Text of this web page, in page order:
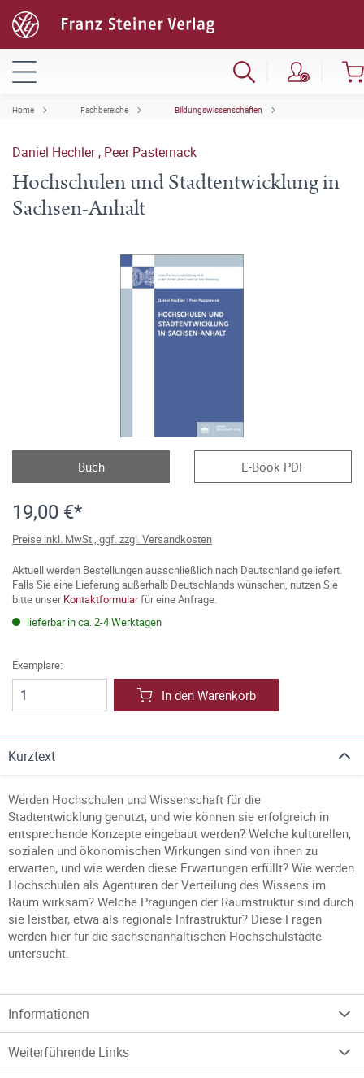
Home Fachbereiche Bildungswissenschaften
Daniel Hechler, Peer Pasternack
Hochschulen und Stadtentwicklung in
Sachsen-Anhalt
Buch E-Book PDF
19,00 €*
Preise inkl. MwSt., ggf. zzgl. Versandkosten
Aktuell werden Bestellungen ausschließlich nach Deutschland geliefert.
Falls Sie eine Lieferung außerhalb Deutschlands wünschen, nutzen Sie
bitte unserKontaktformularfür eine Anfrage.
lieferbar in ca. 2-4 Werktagen
Exemplare:
In den Warenkorb
Kurztext
Werden Hochschulen und Wissenschaft für die
Stadtentwicklung genutzt, und wie können sie erfolgreich in
entsprechende Konzepte eingebaut werden? Welche kulturellen,
sozialen und ökonomischen Wirkungen sind von ihnen zu
erwarten, und wie werden diese Erwartungen erfüllt? Wie werden
Hochschulen als Agenturen der Verteilung des Wissens im
Raum wirksam? Welche Prägungen der Raumstruktur sind durch
sie leistbar, etwa als regionale Infrastruktur? Diese Fragen
werden hier für die sachsenanhaltischen Hochschulstädte
untersucht.
Informationen
Weiterführende Links